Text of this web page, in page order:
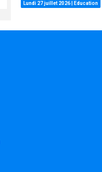
Lundi 27 juillet 2026 Education